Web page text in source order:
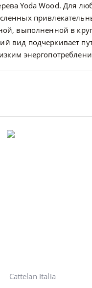
Yoda Wood. Для
выполненной в
вид подчеркивает
Cattelan Italia